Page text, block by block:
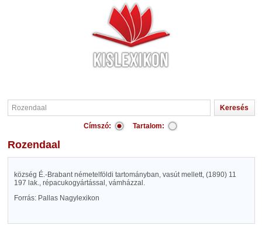
Címszó: Tartalom:
Rozendaal
község É.-Brabant németelföldi tartományban, vasút mellett, (1890) 11
197 lak., répacukogyártással, vámházzal.
Forrás: Pallas Nagylexikon